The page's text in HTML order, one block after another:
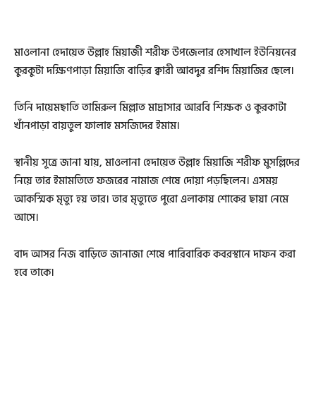
মাওলানা হেদায়েত উল্লাহ মিয়াজী শরীফ উপজেলার হেসাখাল ইউনিয়নের
কুরকুটা দক্ষিণপাড়া মিয়াজি বাড়ির ক্বারী আবদুর রশিদ মিয়াজির ছেলে।
তিনি দায়েমছাতি তামিরুল মিল্লাত মাদ্রাসার আরবি শিক্ষক ও কুরকাটা
খাঁনপাড়া বায়তুল ফালাহ মসজিদের ইমাম।
স্থানীয় সূত্রে জানা যায়, মাওলানা হেদায়েত উল্লাহ মিয়াজি শরীফ মুসল্লিদের
নিয়ে তার ইমামতিতে ফজরের নামাজ শেষে দোয়া পড়ছিলেন। এসময়
আকস্মিক মৃত্যু হয় তার। তার মৃত্যুতে পুরো এলাকায় শোকের ছায়া নেমে
আসে।
বাদ আসর নিজ বাড়িতে জানাজা শেষে পারিবারিক কবরস্থানে দাফন করা
হবে তাকে।